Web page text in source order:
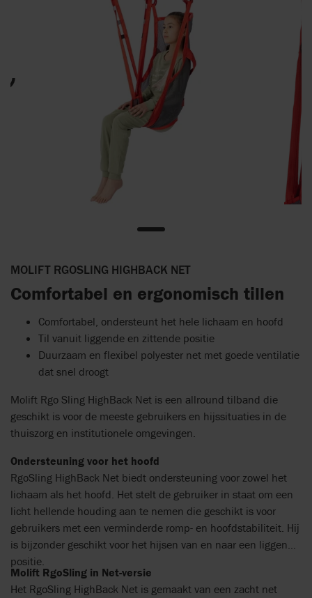
MOLIFT RGOSLING HIGHBACK NET
Comfortabel en ergonomisch tillen
Comfortabel, ondersteunt het hele lichaam en hoofd
Til vanuit liggende en zittende positie
Duurzaam en flexibel polyester net met goede ventilatie
dat snel droogt
Molift Rgo Sling HighBack Net is een allround tilband die
geschikt is voor de meeste gebruikers en hijssituaties in de
thuiszorg en institutionele omgevingen.
Ondersteuning voor het hoofd
RgoSling HighBack Net biedt ondersteuning voor zowel het
lichaam als het hoofd. Het stelt de gebruiker in staat om een ​​
licht hellende houding aan te nemen die geschikt is voor
gebruikers met een verminderde romp- en hoofdstabiliteit. Hij
is bijzonder geschikt voor het hijsen van en naar een liggende
positie.
Molift RgoSling in Net-versie
Het RgoSling HighBack Net is gemaakt van een zacht net